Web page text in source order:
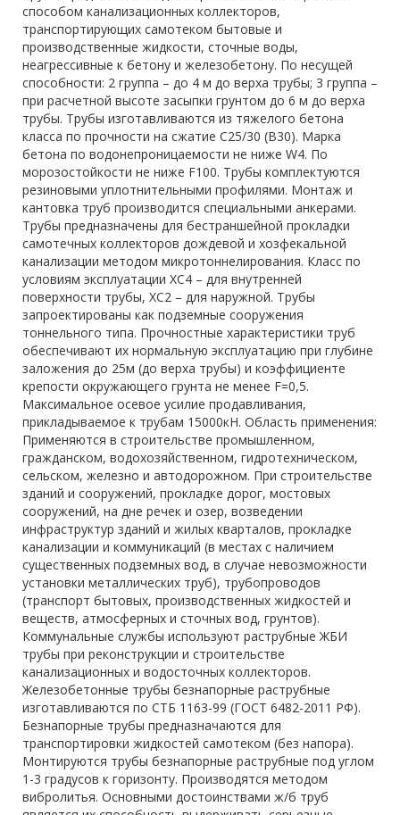
способом канализационных коллекторов,
транспортирующих самотеком бытовые и
производственные жидкости, сточные воды,
неагрессивные к бетону и железобетону. По несущей
способности: 2 группа – до 4 м до верха трубы; 3 группа –
при расчетной высоте засыпки грунтом до 6 м до верха
трубы. Трубы изготавливаются из тяжелого бетона
класса по прочности на сжатие С25/30 (В30). Марка
бетона по водонепроницаемости не ниже W4. По
морозостойкости не ниже F100. Трубы комплектуются
резиновыми уплотнительными профилями. Монтаж и
кантовка труб производится специальными анкерами.
Трубы предназначены для бестраншейной прокладки
самотечных коллекторов дождевой и хозфекальной
канализации методом микротоннелирования. Класс по
условиям эксплуатации ХС4 – для внутренней
поверхности трубы, ХС2 – для наружной. Трубы
запроектированы как подземные сооружения
тоннельного типа. Прочностные характеристики труб
обеспечивают их нормальную эксплуатацию при глубине
заложения до 25м (до верха трубы) и коэффициенте
крепости окружающего грунта не менее F=0,5.
Максимальное осевое усилие продавливания,
прикладываемое к трубам 15000кН. Область применения:
Применяются в строительстве промышленном,
гражданском, водохозяйственном, гидротехническом,
сельском, железно и автодорожном. При строительстве
зданий и сооружений, прокладке дорог, мостовых
сооружений, на дне речек и озер, возведении
инфраструктур зданий и жилых кварталов, прокладке
канализации и коммуникаций (в местах с наличием
существенных подземных вод, в случае невозможности
установки металлических труб), трубопроводов
(транспорт бытовых, производственных жидкостей и
веществ, атмосферных и сточных вод, грунтов).
Коммунальные службы используют раструбные ЖБИ
трубы при реконструкции и строительстве
канализационных и водосточных коллекторов.
Железобетонные трубы безнапорные раструбные
изготавливаются по СТБ 1163-99 (ГОСТ 6482-2011 РФ).
Безнапорные трубы предназначаются для
транспортировки жидкостей самотеком (без напора).
Монтируются трубы безнапорные раструбные под углом
1-3 градусов к горизонту. Производятся методом
вибролитья. Основными достоинствами ж/б труб